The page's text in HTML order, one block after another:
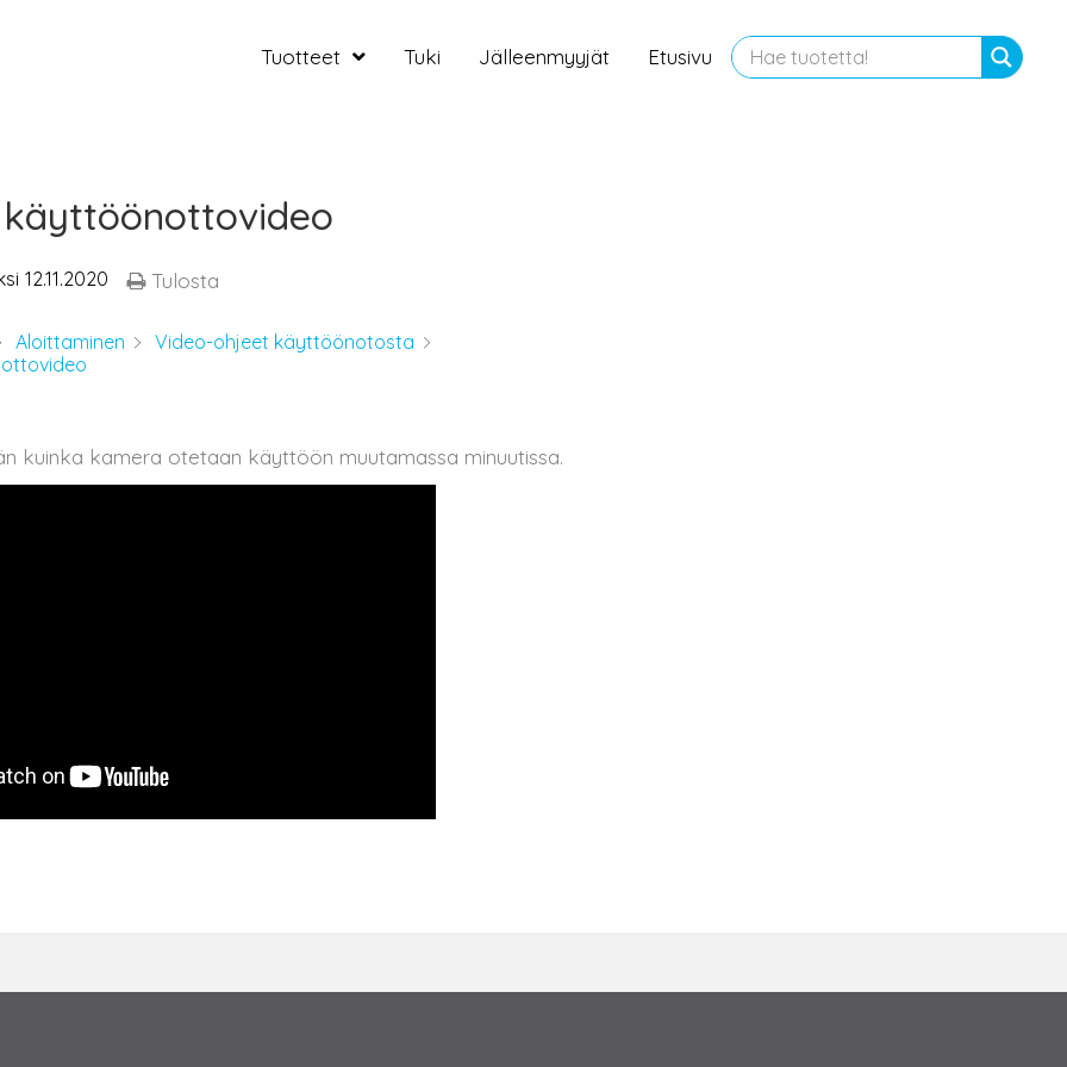
Tuotteet Tuki Jälleenmyyjät Etusivu
käyttöönottovideo
12.11.2020 Tulosta
Aloittaminen
Video-ohjeet käyttöönotosta
kuinka kamera otetaan käyttöön muutamassa minuutissa.